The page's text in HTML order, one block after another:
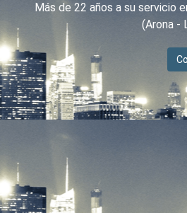
Más de 22 años a su servicio
(Arona -